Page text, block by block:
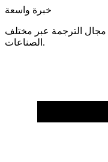
خبرة واسعة
الترجمة عبر مختلف
الصناعات.